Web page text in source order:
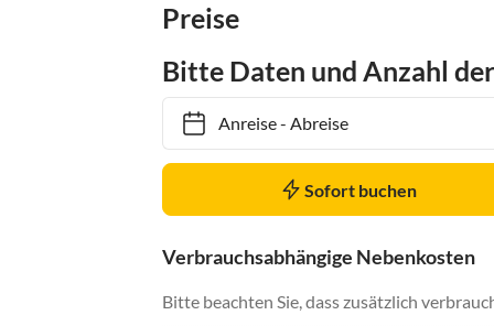
Preise
Bitte Daten und Anzahl
Anreise- Abreise
Sofort buchen
Verbrauchsabhängige Nebenkosten
Bitte beachten Sie, dass zusätzlich